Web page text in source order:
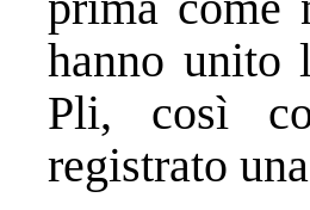
hanno unito
Pli, così
registrato